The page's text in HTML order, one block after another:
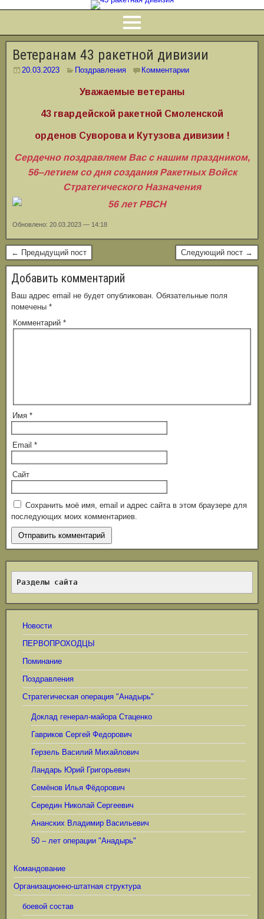
Ветеранам 43 ракетной дивизии
20.03.2023 Поздравления Комментарии
Уважаемые ветераны
43 гвардейской ракетной Смоленской
орденов Суворова и Кутузова дивизии !
Сердечно поздравляем Вас с нашим праздником,
56‒летием со дня создания Ракетных Войск
Стратегического Назначения
Обновлено: 20.03.2023 — 14:18
← Предыдущий пост Следующий пост →
Добавить комментарий
Ваш адрес email не будет опубликован. Обязательные поля
помечены *
Комментарий *
Имя *
Email *
Сайт
Сохранить моё имя, email и адрес сайта в этом браузере для
последующих моих комментариев.
Разделы сайта
Новости
ПЕРВОПРОХОДЦЫ
Поминание
Поздравления
Стратегическая операция "Анадырь"
Доклад генерал-майора Стаценко
Гавриков Сергей Федорович
Герзель Василий Михайлович
Ландарь Юрий Григорьевич
Семёнов Илья Фёдорович
Середин Николай Сергеевич
Ананских Владимир Васильевич
50 – лет операции "Анадырь"
Командование
Организационно-штатная структура
боевой состав